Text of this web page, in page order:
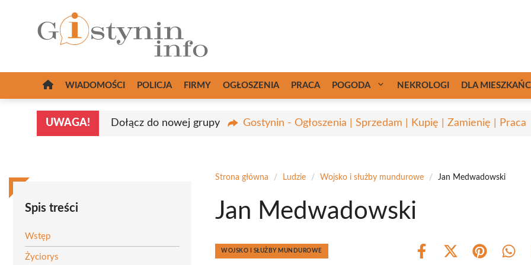
WIADOMOŚCI POLICJA FIRMY OGŁOSZENIA PRACA POGODA NEKROLOGI DLA
UWAGA! Dołącz do nowej grupy Gostynin - Ogłoszenia | Sprzedam | Kupię | Zamienię | Praca
Spis treści
Wstęp
Życiorys
Strona główna / Ludzie / Wojsko i służby mundurowe / Jan Medwadowski
Jan Medwadowski
WOJSKO I SŁUŻBY MUNDUROWE
Share
Share Share Share